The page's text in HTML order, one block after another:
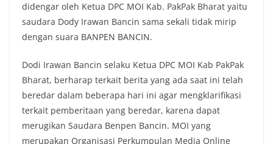
didengar oleh Ketua DPC MOI Kab. PakPak Bharat yaitu
saudara Dody Irawan Bancin sama sekali tidak mirip
dengan suara BANPEN BANCIN.
Dodi Irawan Bancin selaku Ketua DPC MOI Kab PakPak
Bharat, berharap terkait berita yang ada saat ini telah
beredar dalam beberapa hari ini agar mengklarifikasi
terkait pemberitaan yang beredar, karena dapat
merugikan Saudara Benpen Bancin. MOI yang
merupakan Organisasi Perkumpulan Media Online